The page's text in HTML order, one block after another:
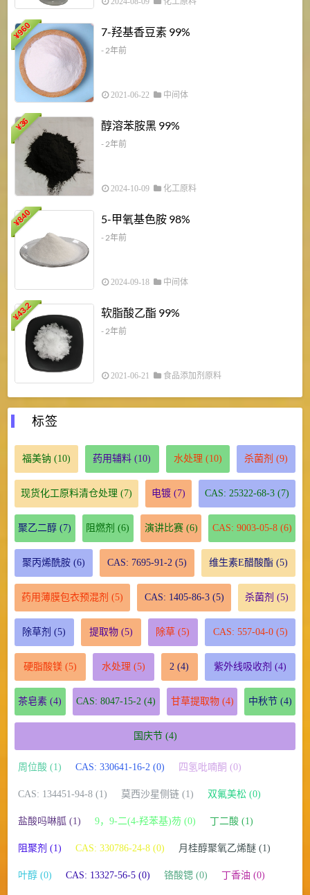
¥
960 7-羟基香豆素 99%
- 2年前
2021-06-22 中间体
¥
36 醇溶苯胺黑 99%
- 2年前
2024-10-09 化工原料
¥
840 5-甲氧基色胺 98%
- 2年前
2024-09-18 中间体
¥
43.2 软脂酸乙酯 99%
- 2年前
2021-06-21 食品添加剂原料
标签
福美钠 (10) 药用辅料 (10) 水处理 (10) 杀菌剂 (9)
现货化工原料清仓处理 (7) 电镀 (7) CAS: 25322-68-3 (7)
聚乙二醇 (7) 阻燃剂 (6) 演讲比赛(6) CAS: 9003-05-8(6)
聚丙烯酰胺(6) CAS: 7695-91-2 (5) 维生素E醋酸酯 (5)
药用薄膜包衣预混剂 (5) CAS: 1405-86-3(5) 杀菌剂 (5)
除草剂 (5) 提取物(5) 除草 (5) CAS: 557-04-0(5)
硬脂酸镁(5) 水处理 (5) 2 (4) 紫外线吸收剂 (4)
茶皂素 (4) CAS: 8047-15-2 (4) 甘草提取物(4) 中秋节(4)
国庆节(4)
周位酸 (1) CAS: 330641-16-2 (0) 四氢吡喃酮 (0)
CAS: 134451-94-8 (1) 莫西沙星侧链 (1) 双氟美松 (0)
盐酸吗啉胍 (1) 9，9-二(4-羟苯基)芴 (0) 丁二酸 (1)
阻聚剂 (1) CAS: 330786-24-8 (0) 月桂醇聚氧乙烯醚 (1)
叶醇 (0) CAS: 13327-56-5 (0) 铬酸锶 (0) 丁香油 (0)